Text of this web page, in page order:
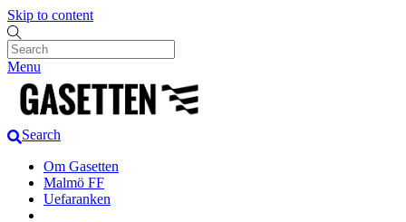
Skip to content
Menu
Search
Om Gasetten
Malmö FF
Uefaranken